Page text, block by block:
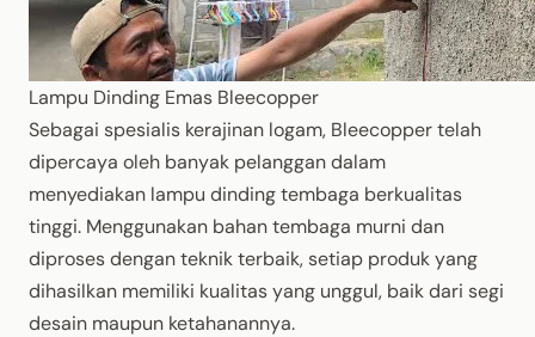
Lampu Dinding Emas Bleecopper
Sebagai spesialis kerajinan logam, Bleecopper telah
dipercaya oleh banyak pelanggan dalam
menyediakan lampu dinding tembaga berkualitas
tinggi. Menggunakan bahan tembaga murni dan
diproses dengan teknik terbaik, setiap produk yang
dihasilkan memiliki kualitas yang unggul, baik dari segi
desain maupun ketahanannya.